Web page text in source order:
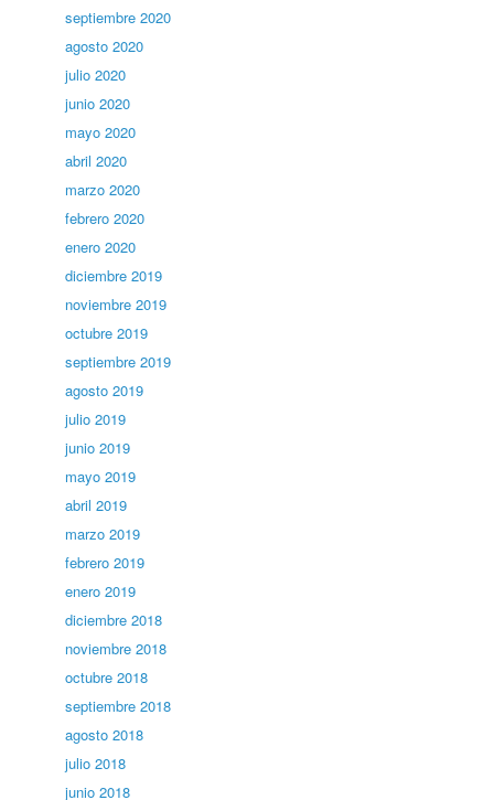
septiembre 2020
agosto 2020
julio 2020
junio 2020
mayo 2020
abril 2020
marzo 2020
febrero 2020
enero 2020
diciembre 2019
noviembre 2019
octubre 2019
septiembre 2019
agosto 2019
julio 2019
junio 2019
mayo 2019
abril 2019
marzo 2019
febrero 2019
enero 2019
diciembre 2018
noviembre 2018
octubre 2018
septiembre 2018
agosto 2018
julio 2018
junio 2018